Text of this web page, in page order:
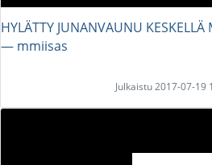
HYLÄTTY JUNANVAUNU KESKELLÄ
― mmiisas
Julkaistu 2017-07-